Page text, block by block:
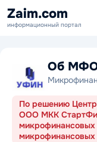
Zaim.com
информационный портал
Об МФО
По решению
ООО МКК
микрофинансовых
микрофинансовых